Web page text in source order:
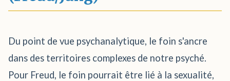
Du point de vue psychanalytique, le foin s'ancre
dans des territoires complexes de notre psyché.
Pour Freud, le foin pourrait être lié à la sexualité,